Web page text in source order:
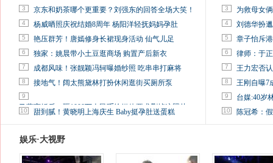
3 京东和奶茶哪个更重要？刘强东的回答全场大笑！
4 杨威晒照庆祝结婚8周年 杨阳洋轻抚妈妈孕肚
5 艳压群芳！唐嫣修身长裙现身活动 仙气儿足
6 独家：姚晨带小土豆逛商场 购置产后新衣
7 成都风味！张靓颖冯轲曝婚纱照 吃串串打麻将
8 接地气！阔太熊黛林打扮休闲逛街买厕所泵
9
马蓉离婚后，砸1000万人民币给媒体要求删掉这照片
10 甜到腻！黄晓明上海庆生 Baby挺孕肚送蛋糕
3 为救母女
4 刘德华扮
5 章子怡斥
6 律师：于
7 王力宏否
8 王刚自曝7
9 台媒:40岁
10 陈冠希：
娱乐·大视野